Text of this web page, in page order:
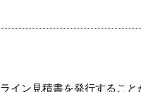
イン見積書を発行すること